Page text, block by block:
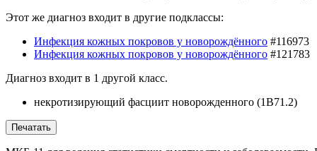
Этот же диагноз входит в другие подклассы:
Инфекция кожных покровов у новорождённого #116973
Инфекция кожных покровов у новорождённого #121783
Диагноз входит в 1 другой класс.
некротизирующий фасциит новорожденного (1B71.2)
Печатать